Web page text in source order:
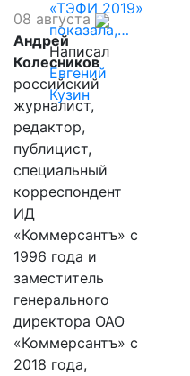
«ТЭФИ 2019»
показала,…
Написал
Евгений
Кузин
08 августа
Андрей
Колесников
российский
журналист,
редактор,
публицист,
специальный
корреспондент
ИД
«Коммерсантъ» с
1996 года и
заместитель
генерального
директора ОАО
«Коммерсантъ» с
2018 года,